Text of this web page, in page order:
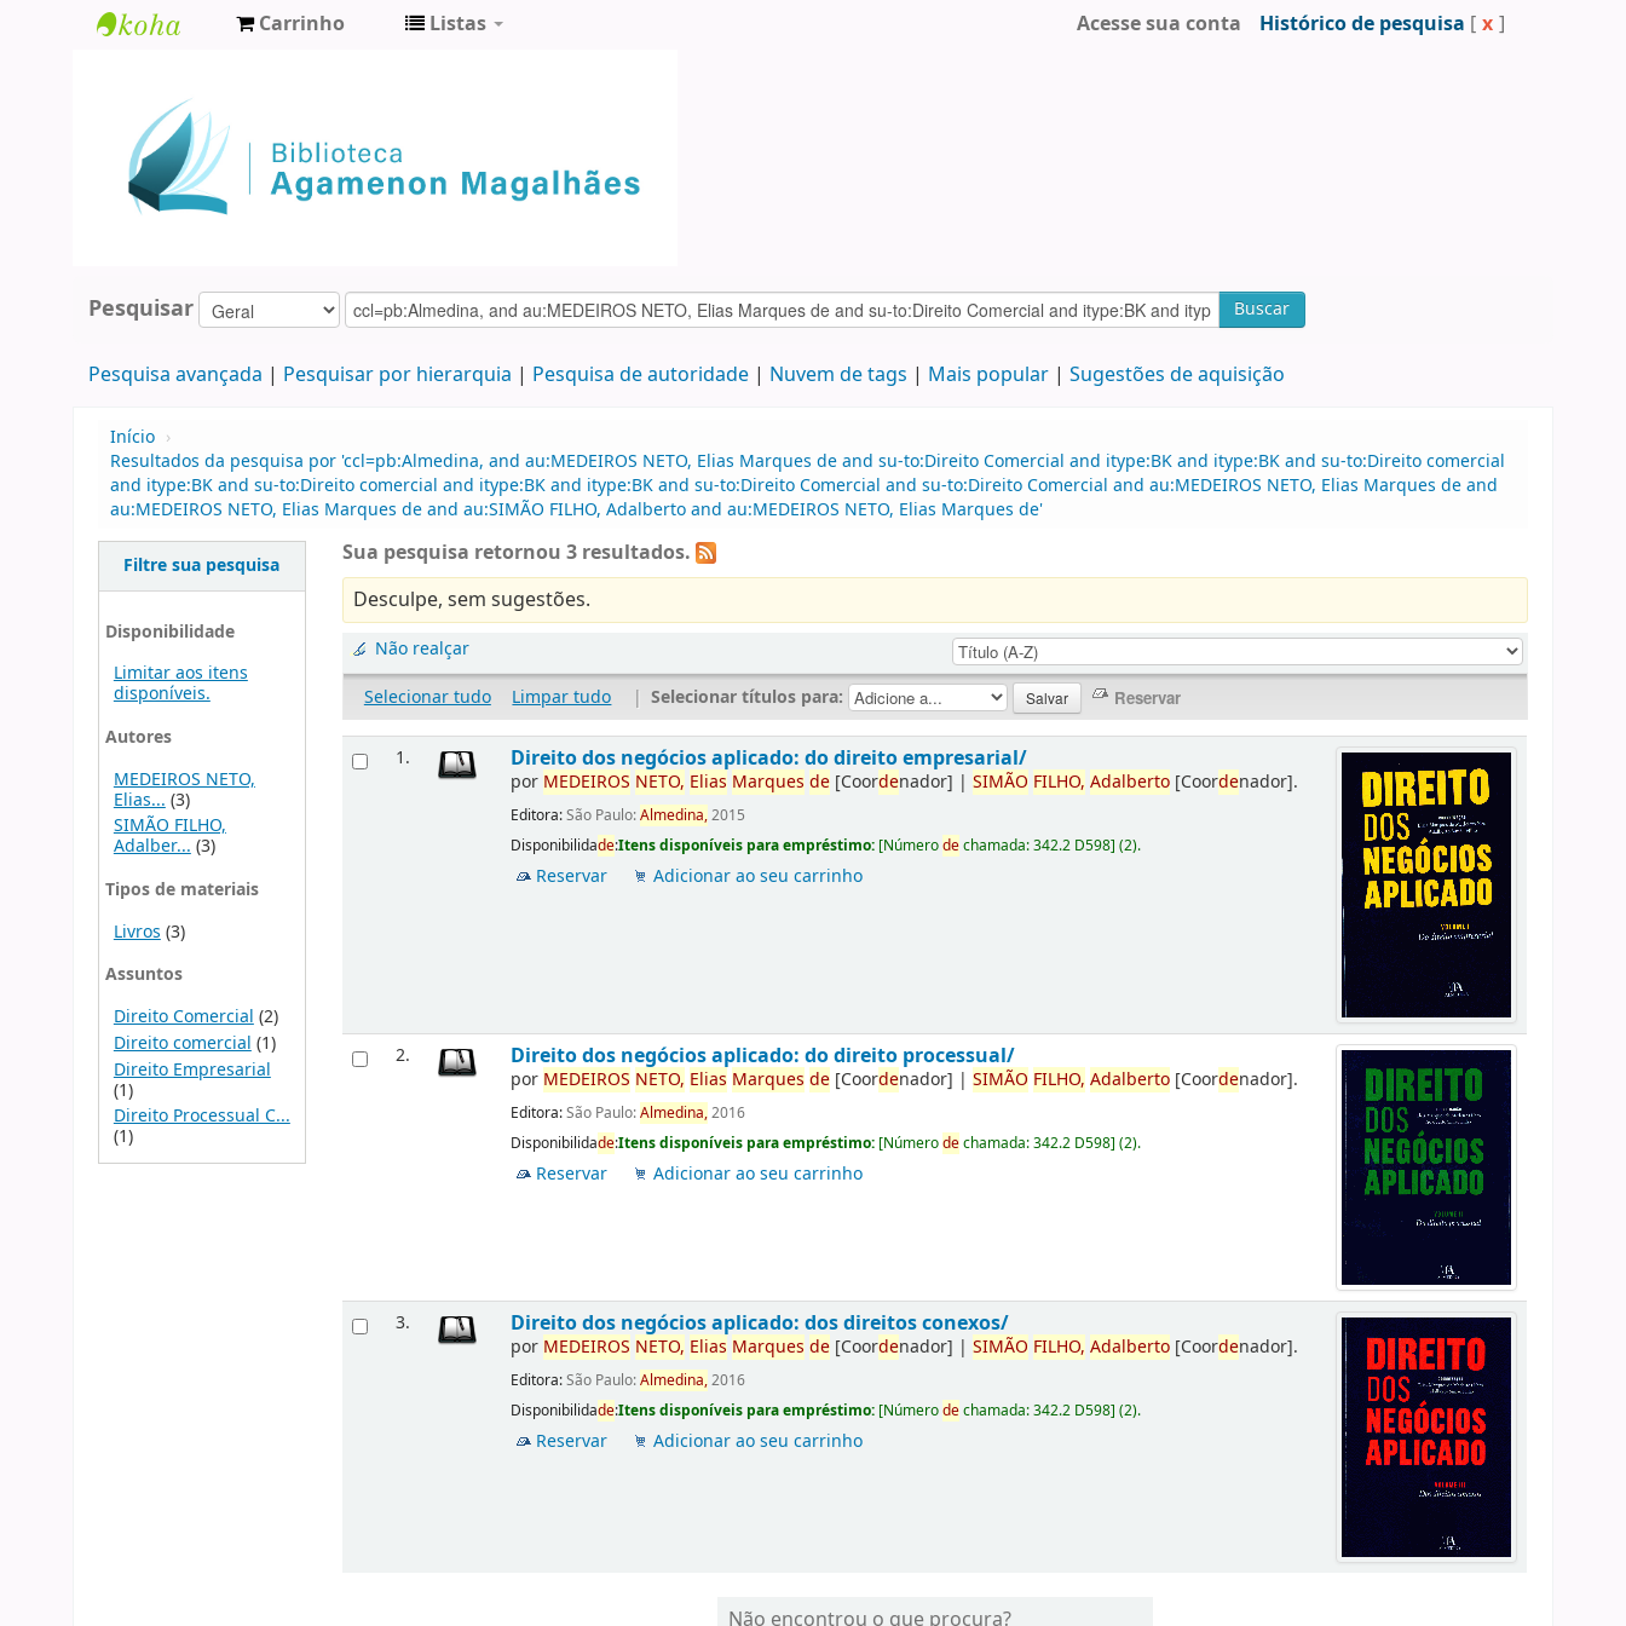
Agamenon
Magalhães
Carrinho Listas Acesse sua conta Histórico de pesquisa [ x ]
Pesquisar Buscar
Pesquisa avançada Pesquisar por hierarquia Pesquisa de autoridade Nuvem de tags Mais popular Sugestões de aquisição
Início ›
Resultados da pesquisa por 'ccl=pb:Almedina, and au:MEDEIROS NETO, Elias Marques de and su-to:Direito Comercial and itype:BK and itype:BK and su-to:Direito comercial
and itype:BK and su-to:Direito comercial and itype:BK and itype:BK and su-to:Direito Comercial and su-to:Direito Comercial and au:MEDEIROS NETO, Elias Marques de and
au:MEDEIROS NETO, Elias Marques de and au:SIMÃO FILHO, Adalberto and au:MEDEIROS NETO, Elias Marques de'
Filtre sua pesquisa
Disponibilidade
Limitar aos itens
disponíveis.
Autores
MEDEIROS NETO,
Elias... (3)
SIMÃO FILHO,
Adalber...(3)
Tipos de materiais
Livros (3)
Assuntos
Direito Comercial (2)
Direito comercial (1)
Direito Empresarial
(1)
Direito Processual C...
(1)
Sua pesquisa retornou 3 resultados.
Desculpe, sem sugestões.
Não realçar
Selecionar tudo
Limpar tudo | Selecionar títulos para:
1. Direito dos negócios aplicado: do direito empresarial/
por MEDEIROS NETO, Elias Marques de [Coordenador] |SIMÃO FILHO, Adalberto [Coordenador].
Editora:São Paulo:Almedina,2015
Disponibilidade:Itens disponíveis para empréstimo: [Númerodechamada:342.2 D598](2).
Reservar Adicionar ao seu carrinho
2. Direito dos negócios aplicado: do direito processual/
por MEDEIROS NETO, Elias Marques de [Coordenador] |SIMÃO FILHO, Adalberto [Coordenador].
Editora:São Paulo:Almedina,2016
Disponibilidade:Itens disponíveis para empréstimo: [Númerodechamada:342.2 D598](2).
Reservar Adicionar ao seu carrinho
3. Direito dos negócios aplicado: dos direitos conexos/
por MEDEIROS NETO, Elias Marques de [Coordenador] |SIMÃO FILHO, Adalberto [Coordenador].
Editora:São Paulo:Almedina,2016
Disponibilidade:Itens disponíveis para empréstimo: [Númerodechamada:342.2 D598](2).
Reservar Adicionar ao seu carrinho